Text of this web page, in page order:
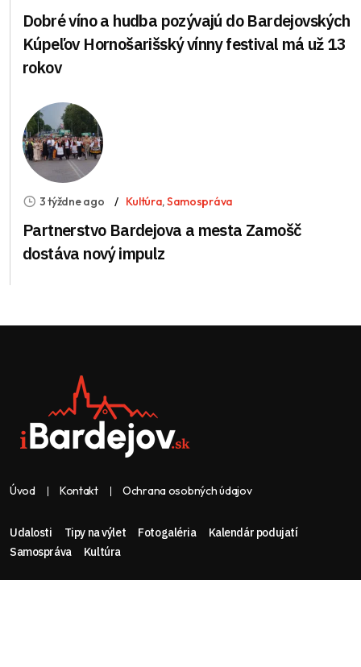
Dobré víno a hudba pozývajú do Bardejovských
Kúpeľov Hornošarišský vínny festival má už 13
rokov
3 týždne ago Kultúra,Samospráva
Partnerstvo Bardejova a mesta Zamošč
dostáva nový impulz
Úvod Kontakt Ochrana osobných údajov
Udalosti Tipy na výlet Fotogaléria
Kalendár podujatí
Samospráva
Kultúra